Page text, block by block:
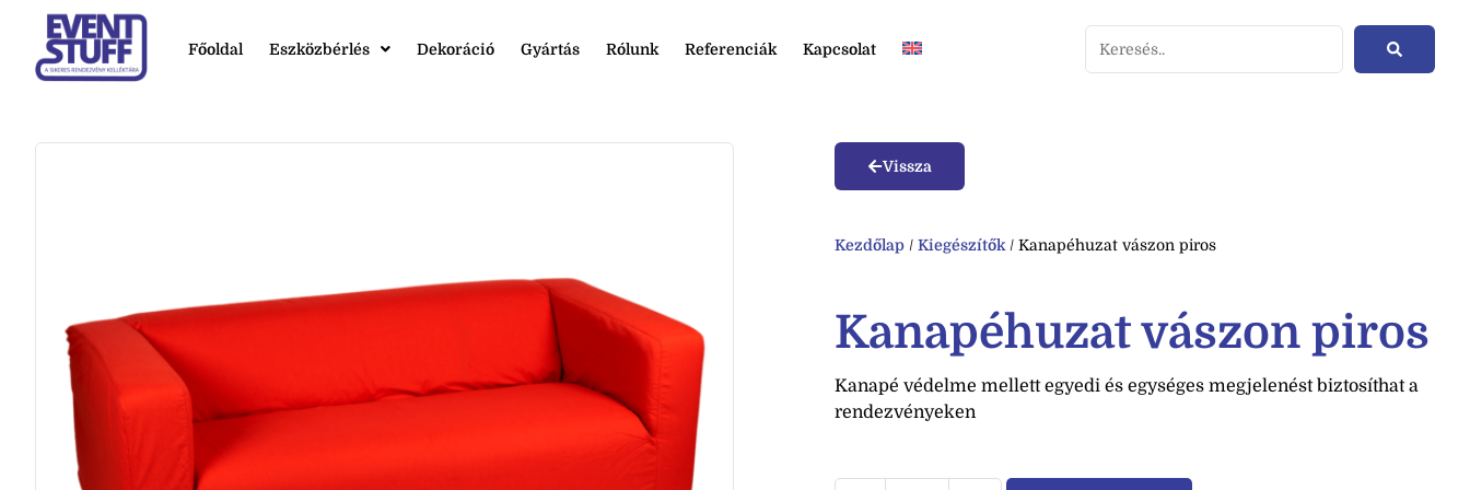
Főoldal Eszközbérlés Dekoráció Gyártás Rólunk Referenciák Kapcsolat
Vissza
Kezdőlap /Kiegészítők / Kanapéhuzat vászon piros
Kanapéhuzat vászon piros
Kanapé védelme mellett egyedi és egységes megjelenést biztosíthat a
rendezvényeken